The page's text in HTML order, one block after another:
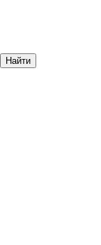
Найти